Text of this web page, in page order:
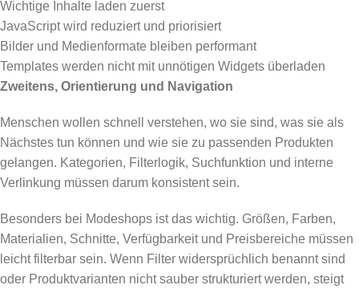
Wichtige Inhalte laden zuerst
JavaScript wird reduziert und priorisiert
Bilder und Medienformate bleiben performant
Templates werden nicht mit unnötigen Widgets überladen
Zweitens, Orientierung und Navigation
Menschen wollen schnell verstehen, wo sie sind, was sie als
Nächstes tun können und wie sie zu passenden Produkten
gelangen. Kategorien, Filterlogik, Suchfunktion und interne
Verlinkung müssen darum konsistent sein.
Besonders bei Modeshops ist das wichtig. Größen, Farben,
Materialien, Schnitte, Verfügbarkeit und Preisbereiche müssen
leicht filterbar sein. Wenn Filter widersprüchlich benannt sind
oder Produktvarianten nicht sauber strukturiert werden, steigt